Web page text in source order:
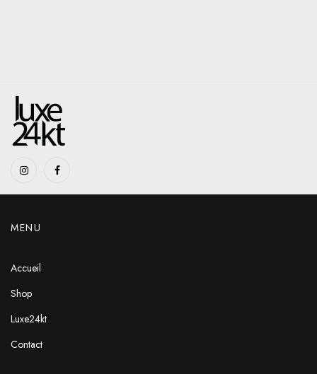
MENU
Accueil
Shop
Luxe24kt
Contact